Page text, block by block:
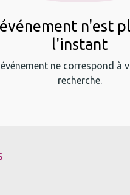
n'est
l'instant
ne correspond à
recherche.